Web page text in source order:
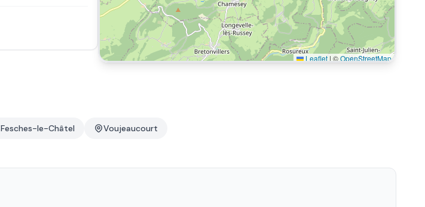
Leaflet | ©OpenStreetMap
Fesches-le-Châtel Voujeaucourt